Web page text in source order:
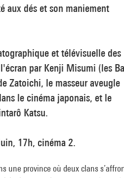
aux dés et son maniement
et télévisuelle des
par Kenji Misumi (les
Zatoichi, le masseur aveugle
le cinéma japonais, et le
Katsu.
17h, cinéma 2.
une province où deux clans